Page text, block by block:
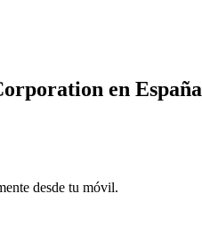
en España
desde tu móvil.